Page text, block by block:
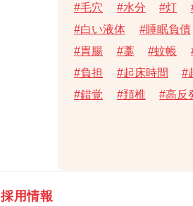
毛穴
水分 灯
白い液体
睡眠負債
胃腸
藁 蚊帳
負担
起床時間
錯覚
頚椎 高反
採用情報